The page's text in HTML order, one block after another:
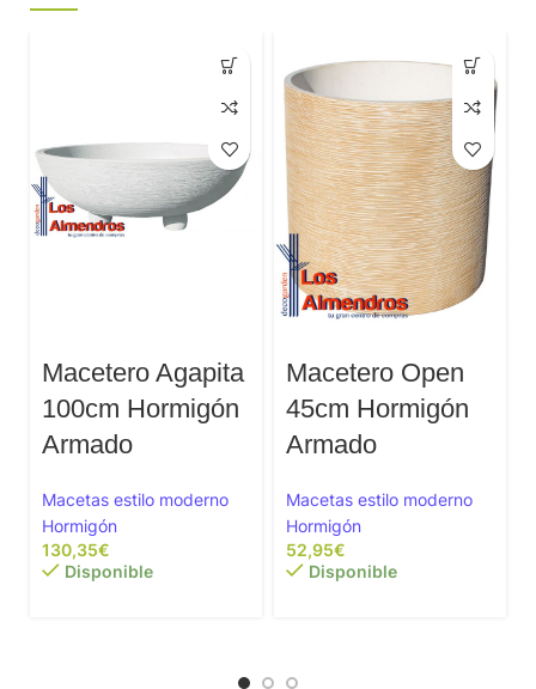
Macetero Agapita
100cm Hormigón
Armado
Macetas estilo moderno
Hormigón
€
Disponible
Macetero Open
45cm Hormigón
Armado
Macetas estilo moderno
Hormigón
€
Disponible